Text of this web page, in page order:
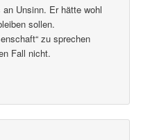
Unsinn. Er hätte wohl
sollen.
zu sprechen
Fall nicht.